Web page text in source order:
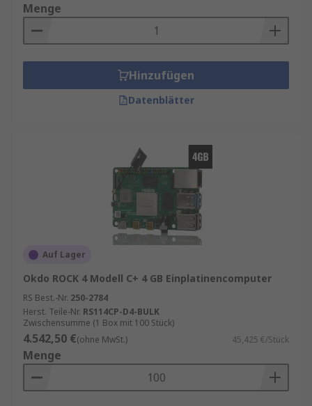
Menge
Hinzufügen
Datenblätter
Auf Lager
Okdo ROCK 4 Modell C+ 4 GB Einplatinencomputer
RS Best.-Nr. 250-2784
Herst. Teile-Nr. RS114CP-D4-BULK
Zwischensumme (1 Box mit 100 Stück)
4.542,50 €(ohne MwSt.) 45,425 €/Stück
Menge